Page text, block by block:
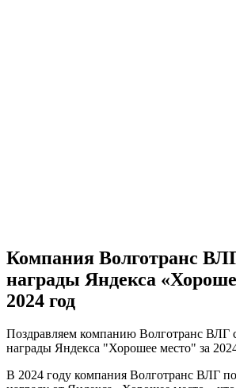
Компания Волготранс
награды Яндекса
2024 год
Поздравляем компанию Волготранс ВЛГ
награды Яндекса "Хорошее место" за
В 2024 году компания Волготранс ВЛГ